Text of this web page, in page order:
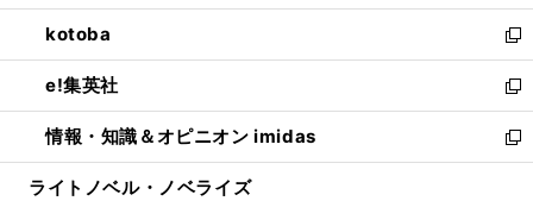
開
く
ウ
で
開
く
ン
ド
ウ
で
開
く
ウ
ィ
ン
ド
ウ
で
開
し
い
ウ
ィ
ン
ド
ウ
kotoba
新
し
い
ウ
ィ
ン
e!集英社
新
し
い
ウ
情報・知識＆オピニオン imidas
新
し
ライトノベル・ノベライズ